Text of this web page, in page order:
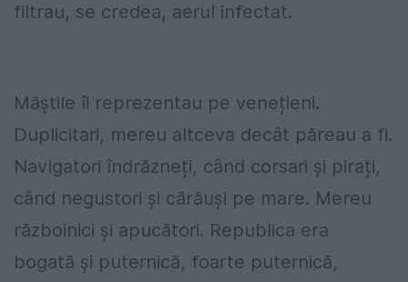
filtrau, se credea, aerul infectat.
Măștile îi reprezentau pe venețieni.
Duplicitari, mereu altceva decât păreau a fi.
Navigatori îndrăzneți, când corsari și pirați,
când negustori și cărăuși pe mare. Mereu
războinici și apucători. Republica era
bogată și puternică, foarte puternică,